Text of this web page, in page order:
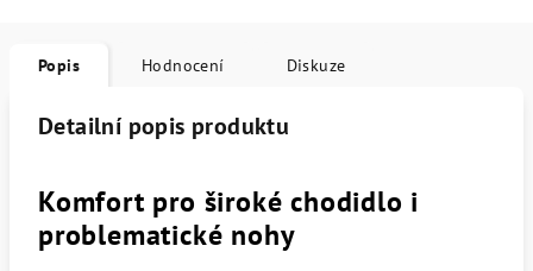
Popis Hodnocení Diskuze
Detailní popis produktu
Komfort pro široké chodidlo i
problematické nohy